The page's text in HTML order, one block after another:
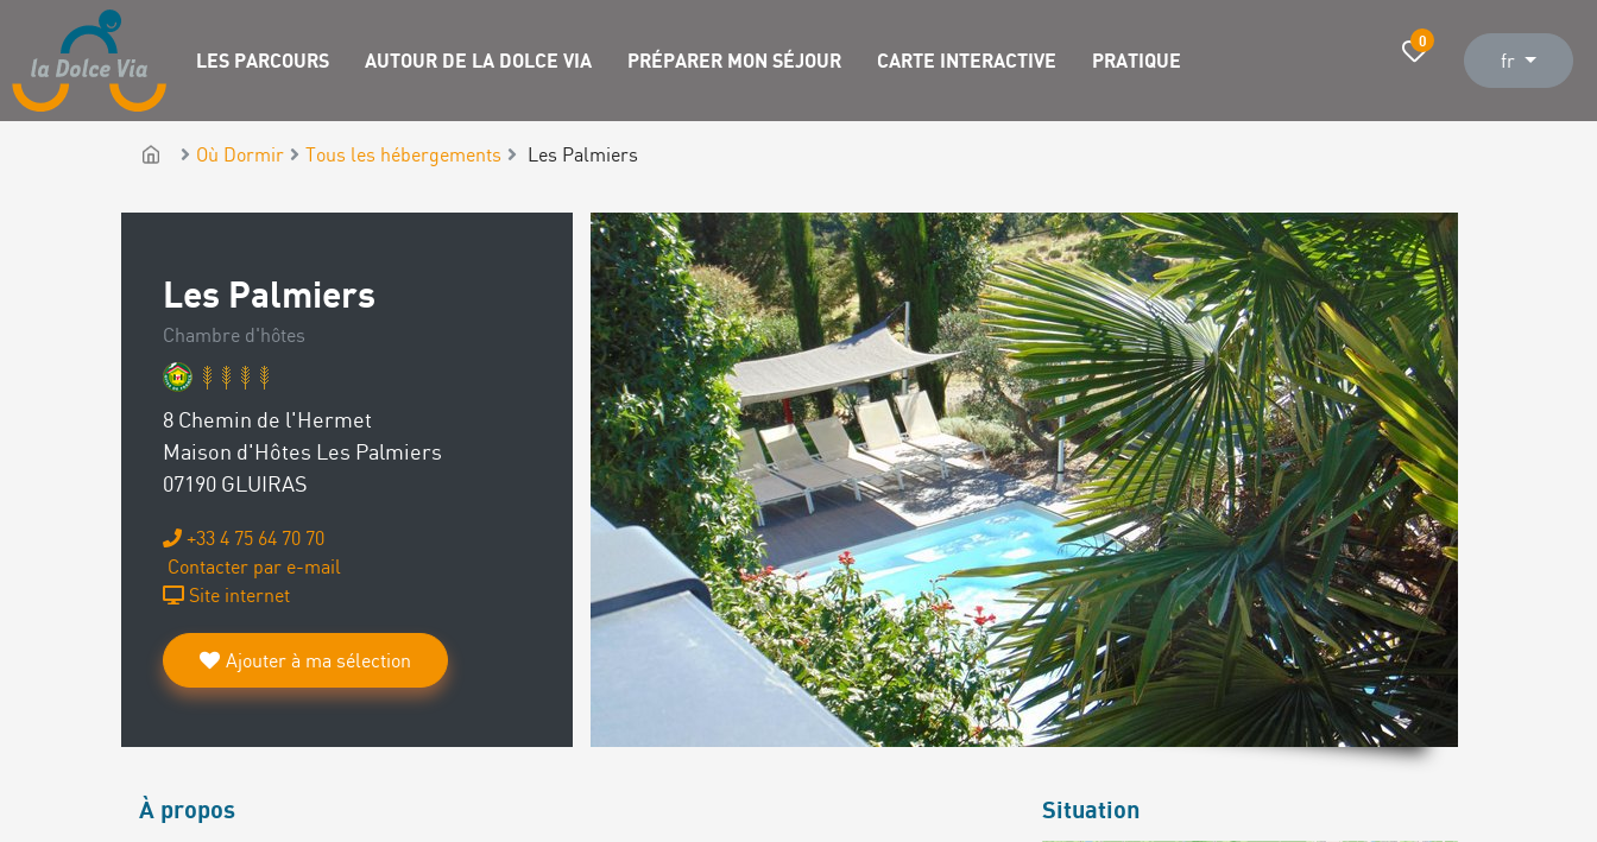
LES PARCOURS AUTOUR DE LA DOLCE VIA PRÉPARER MON SÉJOUR CARTE INTERACTIVE PRATIQUE
0
fr
Où Dormir Tous les hébergements Les Palmiers
Les Palmiers
Chambre d'hôtes
8 Chemin de l'Hermet
Maison d'Hôtes Les Palmiers
07190 GLUIRAS
+33 4 75 64 70 70
Contacter par e-mail
Site internet
Ajouter à ma sélection
À propos Situation